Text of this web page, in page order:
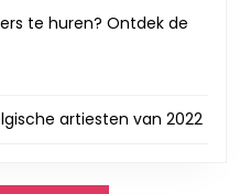
te huren? Ontdek de
artiesten van 2022